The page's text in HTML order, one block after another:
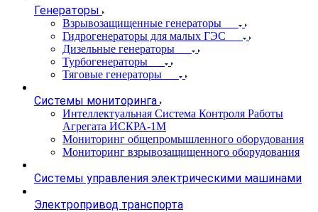
Генераторы
Взрывозащищенные генераторы
Гидрогенераторы для малых ГЭС
Дизельные генераторы
Турбогенераторы
Тяговые генераторы
Системы мониторинга
Интеллектуальная Система Контроля Работы
Агрегата ИСКРА-1М
Мониторинг общепромышленного оборудования
Мониторинг взрывозащищенного оборудования
Системы управления электрическими машинами
Электропривод транспорта